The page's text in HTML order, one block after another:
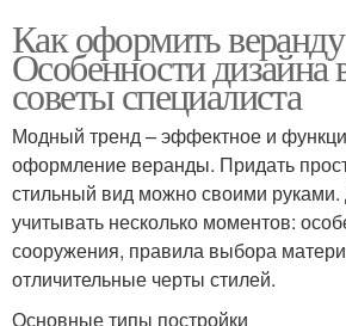
Как оформить
Особенности дизайна
советы специалиста
Модный тренд – эффектное и
оформление веранды. Придать
стильный вид можно своими руками.
учитывать несколько моментов:
сооружения, правила выбора
отличительные черты стилей.
Основные типы постройки